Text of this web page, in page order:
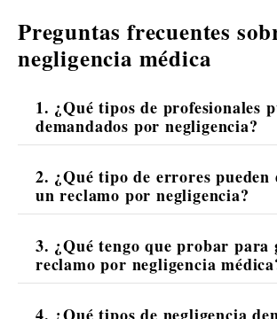
Preguntas frecuentes
negligencia médica
1. ¿Qué tipos de profesionales
demandados por negligencia?
2. ¿Qué tipo de errores
un reclamo por negligencia?
3. ¿Qué tengo que probar para
reclamo por negligencia